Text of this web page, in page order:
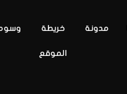
مدونة خريطة
الموقع